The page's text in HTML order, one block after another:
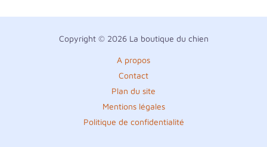
Copyright © 2026 La boutique du chien
A propos
Contact
Plan du site
Mentions légales
Politique de confidentialité